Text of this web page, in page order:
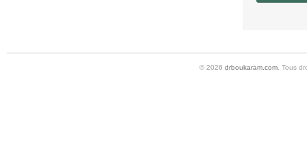
© 2026 drboukaram.com . Tous